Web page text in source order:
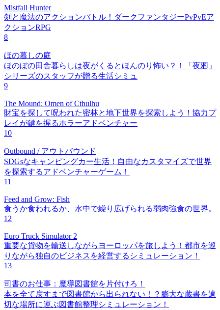
Mistfall Hunter
剣と魔法のアクションバトル！ダークファンタジーPvPvEア
クションRPG
8
ほの暮しの庭
ほのぼの田舎暮らしは夜がくるとほんのり怖い？！「夜廻」
シリーズのスタッフが贈る生活シミュ
9
The Mound: Omen of Cthulhu
財宝を探して呪われた密林と地下世界を探索しよう！協力プ
レイが鍵を握るホラーアドベンチャー
10
Outbound / アウトバウンド
SDGsなキャンピングカー生活！自由なカスタマイズで世界
を探索するアドベンチャーゲーム！
11
Feed and Grow: Fish
食うか食われるか、水中で繰り広げられる弱肉強食の世界。
12
Euro Truck Simulator 2
重要な貨物を輸送しながらヨーロッパを旅しよう！都市を巡
りながら独自のビジネスを経営するシミュレーション！
13
司書のお仕事：魔導図書館を片付けろ！
本を全て戻すまで図書館から出られない！？膨大な蔵書を適
切な場所に運ぶ図書館整理シミュレーション！